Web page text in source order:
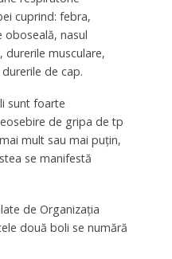
cuprind: febra,
oboseală, nasul
durerile musculare,
de cap.
sunt foarte
de gripa de tp
mult sau mai puțin,
se manifestă
de Organizația
două boli se numără